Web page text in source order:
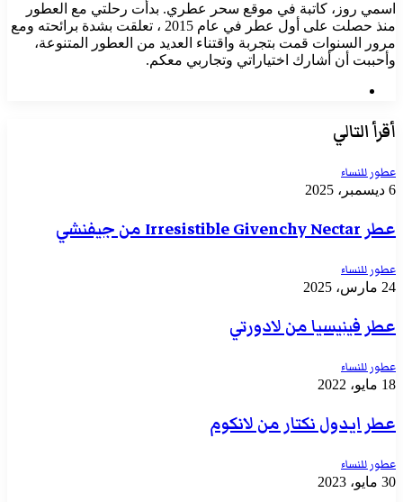
اسمي روز، كاتبة في موقع سحر عطري. بدأت رحلتي مع العطور
منذ حصلت على أول عطر في عام 2015 ، تعلقت بشدة برائحته ومع
مرور السنوات قمت بتجربة واقتناء العديد من العطور المتنوعة،
وأحببت أن أشارك اختياراتي وتجاربي معكم.
أقرأ التالي
عطور للنساء
6 ديسمبر، 2025
عطر Irresistible Givenchy Nectar من جيفنشي
عطور للنساء
24 مارس، 2025
عطر فينيسيا من لادورتي
عطور للنساء
18 مايو، 2022
عطر ايدول نكتار من لانكوم
عطور للنساء
30 مايو، 2023